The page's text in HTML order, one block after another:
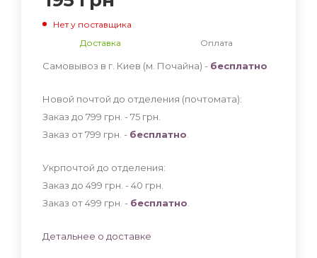
Нет у поставщика
Доставка
Оплата
Самовывоз в г. Киев (м. Почайна) - бесплатно
Новой почтой до отделения (почтомата):
Заказ до 799 грн. - 75 грн
Заказ от 799 грн. - бесплатно
Укрпочтой до отделения:
Заказ до 499 грн. - 40 грн
Заказ от 499 грн. - бесплатно
Детальнее о доставке